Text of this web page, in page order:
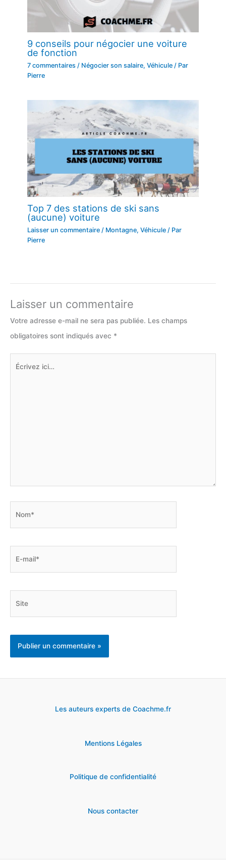
9 conseils pour négocier une voiture
de fonction
7 commentaires / Négocier son salaire,Véhicule / Par
Pierre
Top 7 des stations de ski sans
(aucune) voiture
Laisser un commentaire / Montagne,Véhicule / Par
Pierre
Laisser un commentaire
Votre adresse e-mail ne sera pas publiée. Les champs
obligatoires sont indiqués avec *
Les auteurs experts de Coachme.fr
Mentions Légales
Politique de confidentialité
Nous contacter